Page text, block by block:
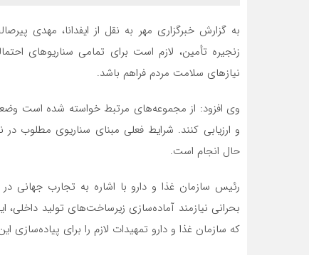
به گزارش خبرگزاری مهر به نقل از ایفدانا، مهدی
زنجیره تأمین، لازم است برای تمامی سناریوهای
نیازهای سلامت مردم فراهم باشد.
وی افزود: از مجموعه‌های مرتبط خواسته شده است
و ارزیابی کنند. شرایط فعلی مبنای سناریوی مطلوب در
حال انجام است.
رئیس سازمان غذا و دارو با اشاره به تجارب جهانی
بحرانی نیازمند آماده‌سازی زیرساخت‌های تولید
که سازمان غذا و دارو تمهیدات لازم را برای پیاده‌سازی
البرز
مقاله خیلی کاربردی بود. اگر کسی
و هم دسترسی خوب به جاذبه‌ها